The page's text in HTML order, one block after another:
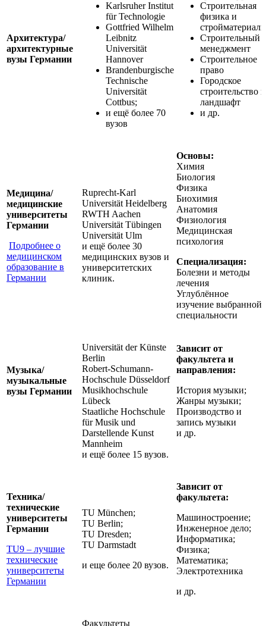
Архитектура/
архитектурные
вузы Германии
Karlsruher Institut
für Technologie
Gottfried Wilhelm
Leibnitz
Universität
Hannover
Brandenburgische
Technische
Universität
Cottbus;
и ещё более 70
вузов
Строительная
физика и
Строительный
менеджмент
Строительное
право
Городское
строительство и
ландшафт
и др.
Медицина/
медицинские
университеты
Германии
Подробнее о
медицинском
образование в
Германии
Ruprecht-Karl
Universität Heidelberg
RWTH Aachen
Universität Tübingen
Universität Ulm
и ещё более 30
медицинских вузов и
университетских
клиник.
Основы:
Химия
Биология
Физика
Биохимия
Анатомия
Физиология
Медицинская
психология
Специализация:
Болезни и методы
лечения
Углублённое
изучение выбранной
специальности
Музыка/
музыкальные
вузы Германии
Universität der Künste
Berlin
Robert-Schumann-
Hochschule Düsseldorf
Musikhochschule
Lübeck
Staatliche Hochschule
für Musik und
Darstellende Kunst
Mannheim
и ещё более 15 вузов.
Зависит от
факультета и
направления:
История музыки;
Жанры музыки;
Производство и
запись музыки
и др.
Техника/
технические
университеты
Германии
TU9 – лучшие
технические
университеты
Германии
TU München;
TU Berlin;
TU Dresden;
TU Darmstadt
и еще более 20 вузов.
Зависит от
факультета:
Машиностроение;
Инженерное дело;
Информатика;
Физика;
Математика;
Электротехника
и др.
Факультеты